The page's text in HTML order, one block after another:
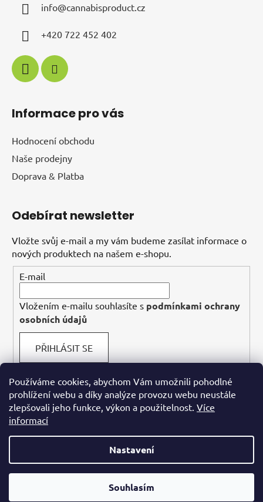
Používáme cookies, abychom Vám umožnili pohodlné
prohlížení webu a díky analýze provozu webu neustále
zlepšovali jeho funkce, výkon a použitelnost. Více
informací
Nastavení
Souhlasím
Vážení návštěvníci, právě probíhá rekonstrukce našeho webu, aby
jsme vám mohli přinést ještě lepší uživatelský zážitek. Omlouváme
info@cannabisproduct.cz
+420 722 452 402
Informace pro vás
Hodnocení obchodu
Naše prodejny
Doprava & Platba
Odebírat newsletter
Vložte svůj e-mail a my vám budeme zasílat informace o
nových produktech na našem e-shopu.
E-mail
Vložením e-mailu souhlasíte s podmínkami ochrany
osobních údajů
PŘIHLÁSIT SE
Facebook
Podmínky ochrany osobních údajů